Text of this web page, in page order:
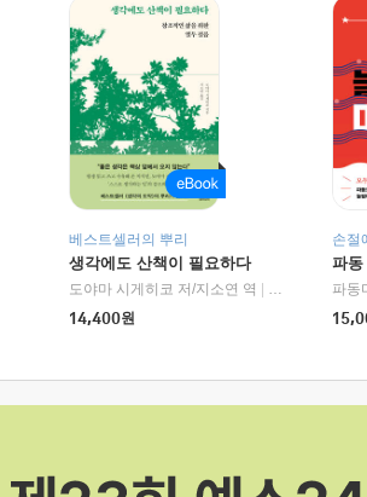
베스트셀러의 뿌리
생각에도 산책이 필요하다
도야마 시게히코 저/지소연 역
알에이치코리
14,400원
손절
파동
파동